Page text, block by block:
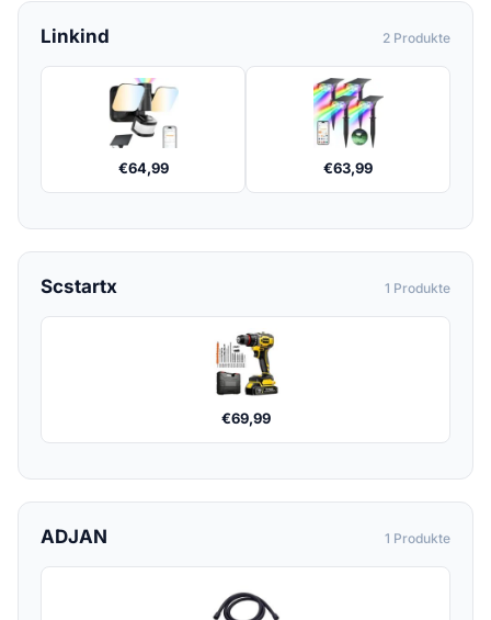
Linkind 2 Produkte
€64,99 €63,99
Scstartx 1 Produkte
€69,99
ADJAN 1 Produkte